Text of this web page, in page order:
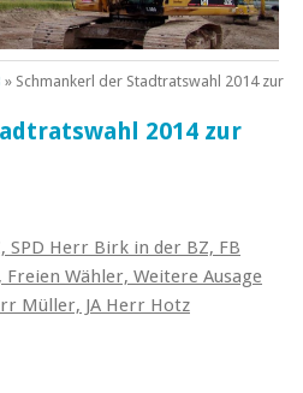
» Schmankerl der Stadtratswahl 2014 zur
2014 zur
SPD Herr Birk in der BZ, FB
Wähler, Weitere Ausage
Müller, JA Herr Hotz